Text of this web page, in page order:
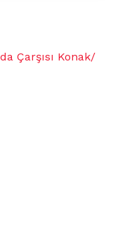
Çarşısı Konak/